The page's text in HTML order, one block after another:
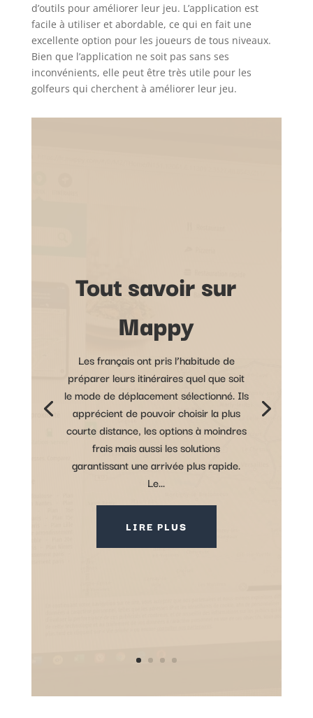
d’outils pour améliorer leur jeu. L’application est
facile à utiliser et abordable, ce qui en fait une
excellente option pour les joueurs de tous niveaux.
Bien que l’application ne soit pas sans ses
inconvénients, elle peut être très utile pour les
golfeurs qui cherchent à améliorer leur jeu.
Tout savoir sur
Mappy
Les français ont pris l’habitude de
préparer leurs itinéraires quel que soit
le mode de déplacement sélectionné. Ils
apprécient de pouvoir choisir la plus
courte distance, les options à moindres
frais mais aussi les solutions
garantissant une arrivée plus rapide.
Le...
LIRE PLUS